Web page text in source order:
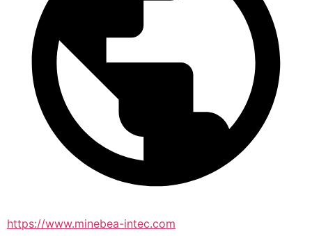
https://www.minebea-intec.com